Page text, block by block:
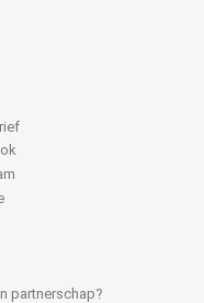
partnerschap?